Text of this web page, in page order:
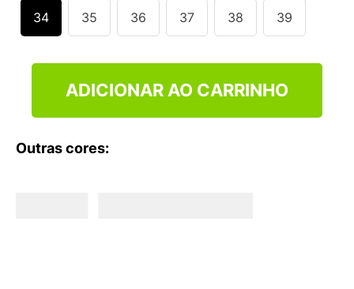
34 35 36 37 38 39
ADICIONAR AO CARRINHO
Outras cores: